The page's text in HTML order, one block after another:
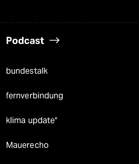
Podcast
bundestalk
fernverbindung
klima update°
Mauerecho